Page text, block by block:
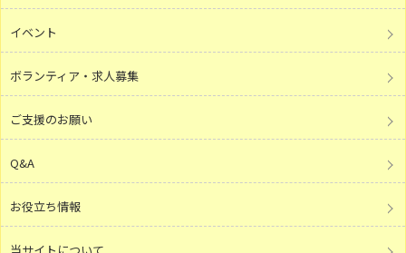
イベント
ボランティア・求人募集
ご支援のお願い
Q&A
お役立ち情報